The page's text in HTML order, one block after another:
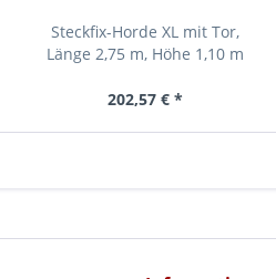
Steckfix-Horde XL mit Tor,
Länge 2,75 m, Höhe 1,10 m
202,57 € *